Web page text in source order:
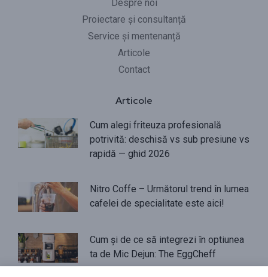
Despre noi
Proiectare și consultanță
Service și mentenanță
Articole
Contact
Articole
Cum alegi friteuza profesională
potrivită: deschisă vs sub presiune vs
rapidă — ghid 2026
Nitro Coffe – Următorul trend în lumea
cafelei de specialitate este aici!
Cum și de ce să integrezi în optiunea
ta de Mic Dejun: The EggCheff